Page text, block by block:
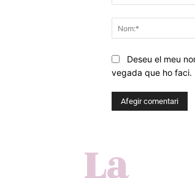
Deseu el meu
vegada que ho faci.